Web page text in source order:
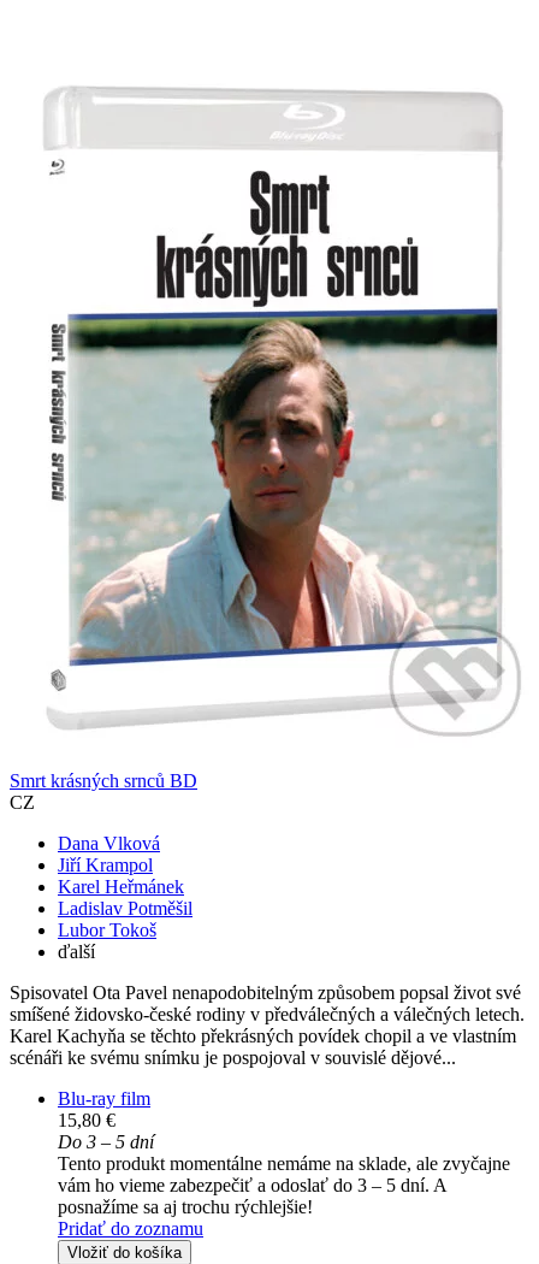
Smrt krásných srnců BD
CZ
Dana Vlková
Jiří Krampol
Karel Heřmánek
Ladislav Potměšil
Lubor Tokoš
ďalší
Spisovatel Ota Pavel nenapodobitelným způsobem popsal život své
smíšené židovsko-české rodiny v předválečných a válečných letech.
Karel Kachyňa se těchto překrásných povídek chopil a ve vlastním
scénáři ke svému snímku je pospojoval v souvislé dějové...
Blu-ray film
15,80 €
Do 3 – 5 dní
Tento produkt momentálne nemáme na sklade, ale zvyčajne
vám ho vieme zabezpečiť a odoslať do 3 – 5 dní. A
posnažíme sa aj trochu rýchlejšie!
Pridať do zoznamu
Vložiť do košíka